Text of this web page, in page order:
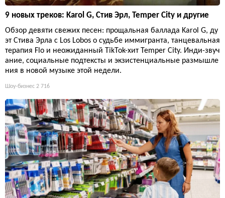
9 новых треков: Karol G, Стив Эрл, Temper City и другие
Обзор девяти свежих песен: прощальная баллада Karol G, ду
эт Стива Эрла с Los Lobos о судьбе иммигранта, танцевальная
терапия Flo и неожиданный TikTok-хит Temper City. Инди-звуч
ание, социальные подтексты и экзистенциальные размышле
ния в новой музыке этой недели.
Шоу-бизнес 2 716